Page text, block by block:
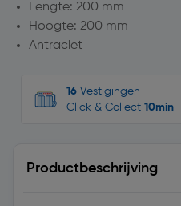
Lengte: 200 mm
Hoogte: 200 mm
Antraciet
16 Vestigingen
Click & Collect 10min
Productbeschrijving